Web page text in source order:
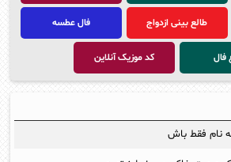
طالع بینی ازدواج فال عطسه
فال کد موزیک آنلاین
نام فقط باش